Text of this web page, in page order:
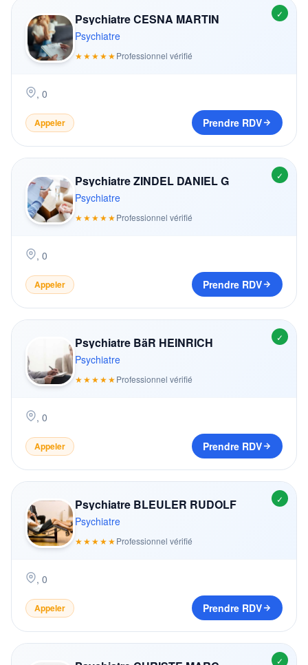
✓
Psychiatre CESNA MARTIN
Psychiatre
★★★★★Professionnel vérifié
, 0
Appeler Prendre RDV
✓
Psychiatre ZINDEL DANIEL G
Psychiatre
★★★★★Professionnel vérifié
, 0
Appeler Prendre RDV
✓
Psychiatre BäR HEINRICH
Psychiatre
★★★★★Professionnel vérifié
, 0
Appeler Prendre RDV
✓
Psychiatre BLEULER RUDOLF
Psychiatre
★★★★★Professionnel vérifié
, 0
Appeler Prendre RDV
✓